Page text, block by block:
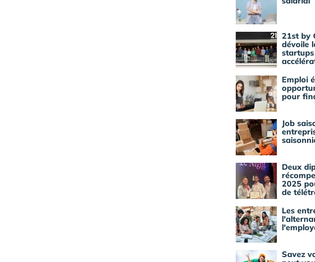
21st by
dévoile
Emploi
pour
Job
Deux
2025
de
Les
Savez